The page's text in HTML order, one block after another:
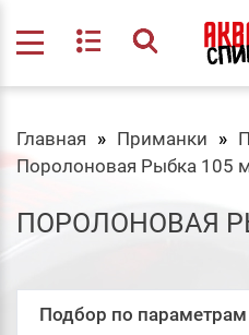
Главная Приманки
Поролоновая Рыбка 105
ПОРОЛОНОВАЯ
Подбор по параметрам